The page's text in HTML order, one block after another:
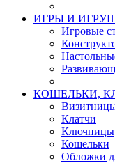
ИГРЫ И
Игровые
КОШЕЛЬКИ,
Клатчи
Ключницы
Кошельки
Обложки